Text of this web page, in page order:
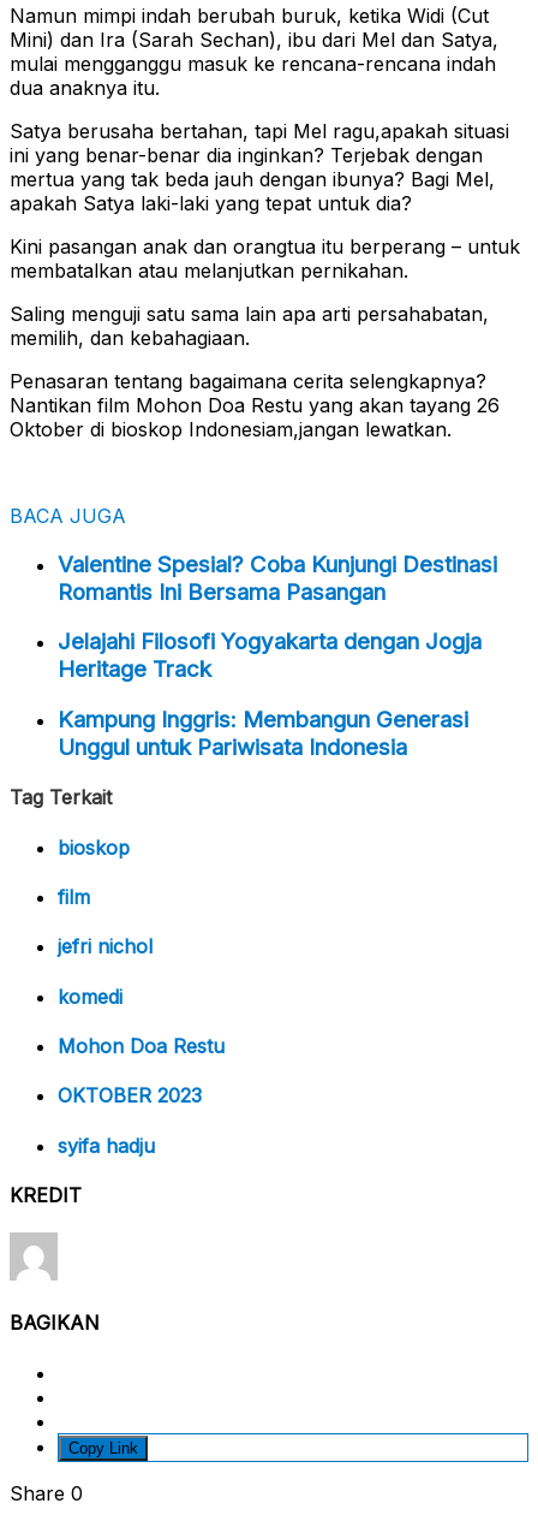
Namun mimpi indah berubah buruk, ketika Widi (Cut
Mini) dan Ira (Sarah Sechan), ibu dari Mel dan Satya,
mulai mengganggu masuk ke rencana-rencana indah
dua anaknya itu.
Satya berusaha bertahan, tapi Mel ragu,apakah situasi
ini yang benar-benar dia inginkan? Terjebak dengan
mertua yang tak beda jauh dengan ibunya? Bagi Mel,
apakah Satya laki-laki yang tepat untuk dia?
Kini pasangan anak dan orangtua itu berperang – untuk
membatalkan atau melanjutkan pernikahan.
Saling menguji satu sama lain apa arti persahabatan,
memilih, dan kebahagiaan.
Penasaran tentang bagaimana cerita selengkapnya?
Nantikan film Mohon Doa Restu yang akan tayang 26
Oktober di bioskop Indonesiam,jangan lewatkan.
BACA JUGA
Valentine Spesial? Coba Kunjungi Destinasi
Romantis Ini Bersama Pasangan
Jelajahi Filosofi Yogyakarta dengan Jogja
Heritage Track
Kampung Inggris: Membangun Generasi
Unggul untuk Pariwisata Indonesia
Tag Terkait
bioskop
film
jefri nichol
komedi
Mohon Doa Restu
OKTOBER 2023
syifa hadju
KREDIT
BAGIKAN
Copy Link
Share 0